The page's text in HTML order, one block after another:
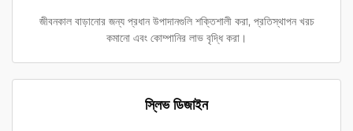
জীবনকাল বাড়ানোর জন্য প্রধান উপাদানগুলি শক্তিশালী করা, প্রতিস্থাপন খরচ
কমানো এবং কোম্পানির লাভ বৃদ্ধি করা।
স্লিভ ডিজাইন